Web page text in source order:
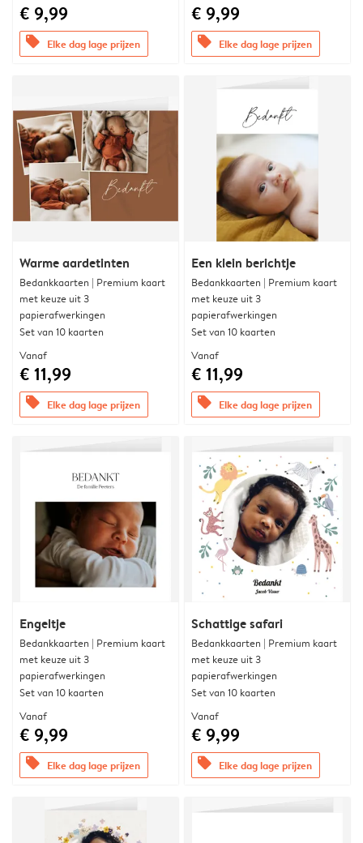
€ 9,99
offers Elke dag lage prijzen
€ 9,99
offers Elke dag lage prijzen
Warme aardetinten
Bedankkaarten | Premium kaart
met keuze uit 3
papierafwerkingen
Set van 10 kaarten
Vanaf
€ 11,99
offers Elke dag lage prijzen
Een klein berichtje
Bedankkaarten | Premium kaart
met keuze uit 3
papierafwerkingen
Set van 10 kaarten
Vanaf
€ 11,99
offers Elke dag lage prijzen
Engeltje
Bedankkaarten | Premium kaart
met keuze uit 3
papierafwerkingen
Set van 10 kaarten
Vanaf
€ 9,99
offers Elke dag lage prijzen
Schattige safari
Bedankkaarten | Premium kaart
met keuze uit 3
papierafwerkingen
Set van 10 kaarten
Vanaf
€ 9,99
offers Elke dag lage prijzen